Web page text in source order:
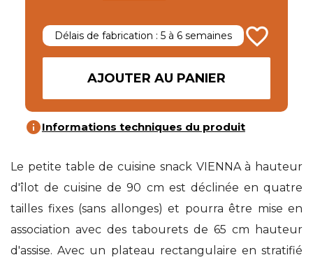
Délais de fabrication : 5 à 6 semaines favorite_border
AJOUTER AU PANIER
infoInformations techniques du produit
Le petite table de cuisine snack VIENNA à hauteur
d'îlot de cuisine de 90 cm est déclinée en quatre
tailles fixes (sans allonges) et pourra être mise en
association avec des tabourets de 65 cm hauteur
d'assise. Avec un plateau rectangulaire en stratifié